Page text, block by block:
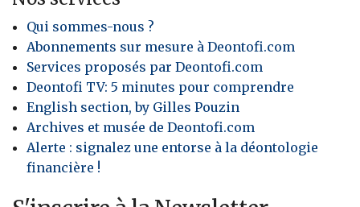
Qui sommes-nous ?
Abonnements sur mesure à Deontofi.com
Services proposés par Deontofi.com
Deontofi TV: 5 minutes pour comprendre
English section, by Gilles Pouzin
Archives et musée de Deontofi.com
Alerte : signalez une entorse à la déontologie
financière !